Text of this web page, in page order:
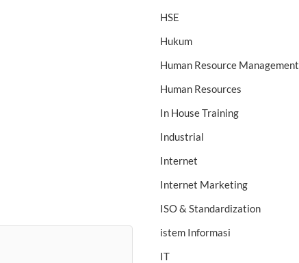
HSE
Hukum
Human Resource Management
Human Resources
In House Training
Industrial
Internet
Internet Marketing
ISO & Standardization
istem Informasi
IT